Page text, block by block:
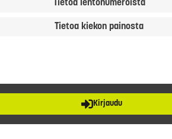
Tietoa lentonumeroista
Tietoa kiekon painosta
Kirjaudu